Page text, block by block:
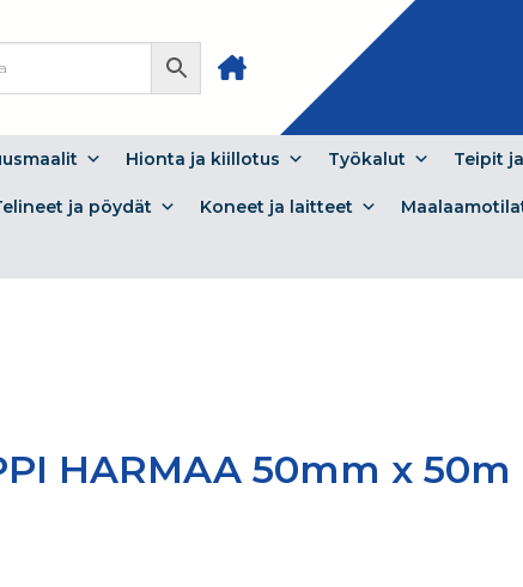
Hionta ja kiillotus Työkalut Teipit
ja pöydät Koneet ja laitteet
HARMAA 50mm x 50m